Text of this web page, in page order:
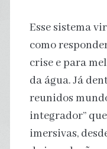
Esse sistema
como
crise e para
da água. Já
reunidos
integrador”
imersivas,